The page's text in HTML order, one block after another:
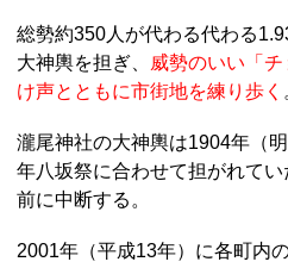
総勢約350人が代わる代わる
大神輿を担ぎ、 威勢のいい「
け声とともに市街地を練り歩く
瀧尾神社の大神輿は1904年（
年八坂祭に合わせて担がれて
前に中断する。
2001年（平成13年）に各町内